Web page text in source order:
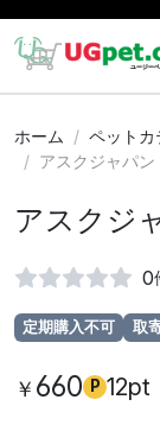
ホーム ペットカ
アスクジャパ
アスクジ
0
定期購入不可 取
￥ 660 P 12pt